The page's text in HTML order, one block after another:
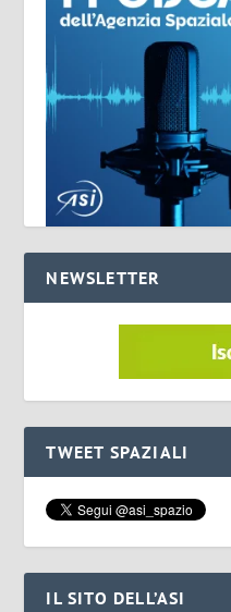
NEWSLETTER
TWEET SPAZIALI
IL SITO DELL’ASI